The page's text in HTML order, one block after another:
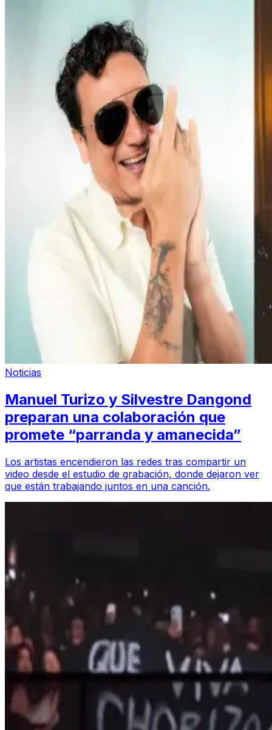
Noticias
Manuel Turizo y Silvestre Dangond
preparan una colaboración que
promete “parranda y amanecida”
Los artistas encendieron las redes tras compartir un
video desde el estudio de grabación, donde dejaron ver
que están trabajando juntos en una canción.